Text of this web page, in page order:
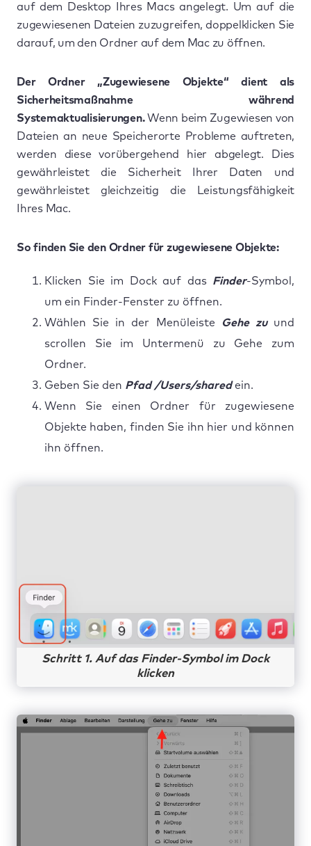
auf dem Desktop Ihres Macs angelegt. Um auf die
zugewiesenen Dateien zuzugreifen, doppelklicken Sie
darauf, um den Ordner auf dem Mac zu öffnen.
Der Ordner „Zugewiesene Objekte“ dient als
Sicherheitsmaßnahme während
Systemaktualisierungen.Wenn beim Zugewiesen von
Dateien an neue Speicherorte Probleme auftreten,
werden diese vorübergehend hier abgelegt. Dies
gewährleistet die Sicherheit Ihrer Daten und
gewährleistet gleichzeitig die Leistungsfähigkeit
Ihres Mac.
So finden Sie den Ordner für zugewiesene Objekte:
Klicken Sie im Dock auf das Finder-Symbol,
um ein Finder-Fenster zu öffnen.
Wählen Sie in der Menüleiste
Gehe zuund
scrollen Sie im Untermenü zu Gehe zum
Ordner.
Geben Sie den Pfad /Users/sharedein.
Wenn Sie einen Ordner für zugewiesene
Objekte haben, finden Sie ihn hier und können
ihn öffnen.
Schritt 1. Auf das Finder-Symbol im Dock
klicken